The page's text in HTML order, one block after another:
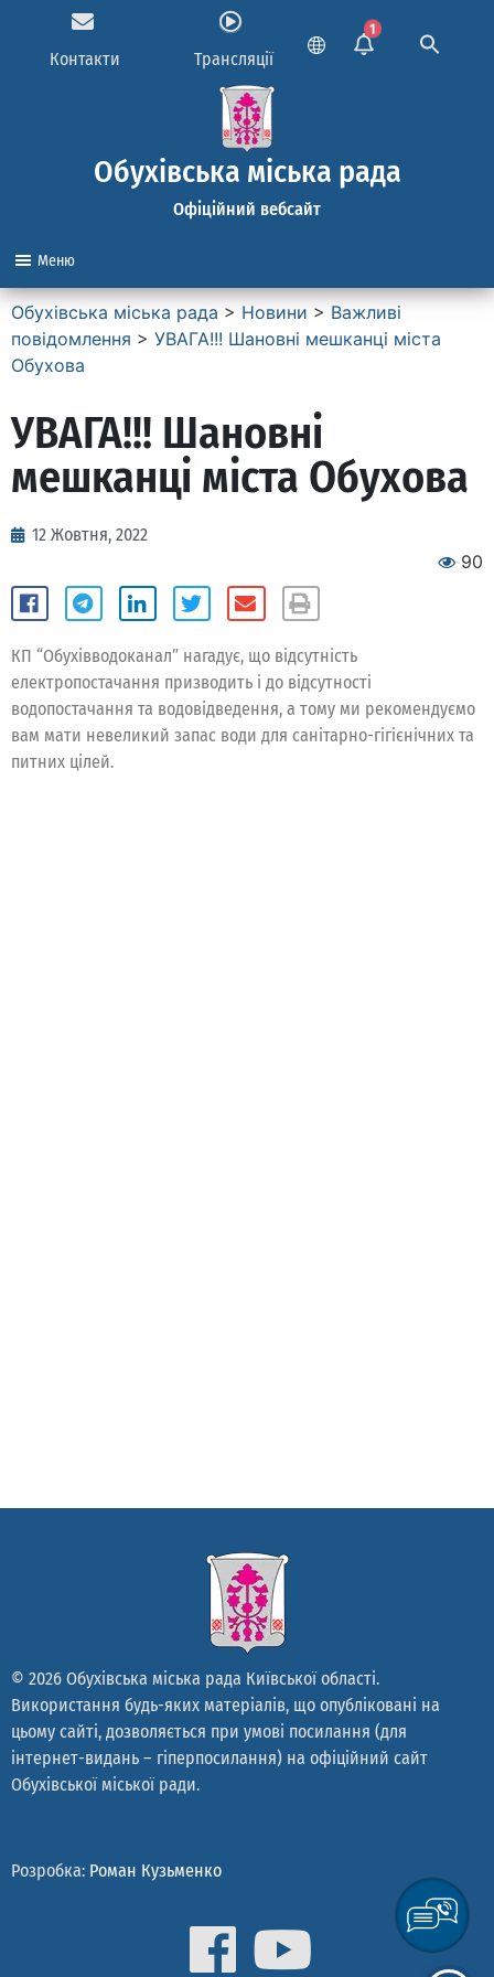
Контакти Трансляції
1
Обухівська міська рада
Офіційний вебсайт
Меню
Обухівська міська рада > Новини > Важливі
повідомлення > УВАГА!!! Шановні мешканці міста
Обухова
УВАГА!!! Шановні
мешканці міста Обухова
12 Жовтня, 2022
90
КП “Обухівводоканал” нагадує, що відсутність
електропостачання призводить і до відсутності
водопостачання та водовідведення, а тому ми рекомендуємо
вам мати невеликий запас води для санітарно-гігієнічних та
питних цілей.
© 2026 Обухівська міська рада Київської області.
Використання будь-яких матеріалів, що опубліковані на
цьому сайті, дозволяється при умові посилання (для
інтернет-видань – гіперпосилання) на офіційний сайт
Обухівської міської ради.
Розробка: Роман Кузьменко